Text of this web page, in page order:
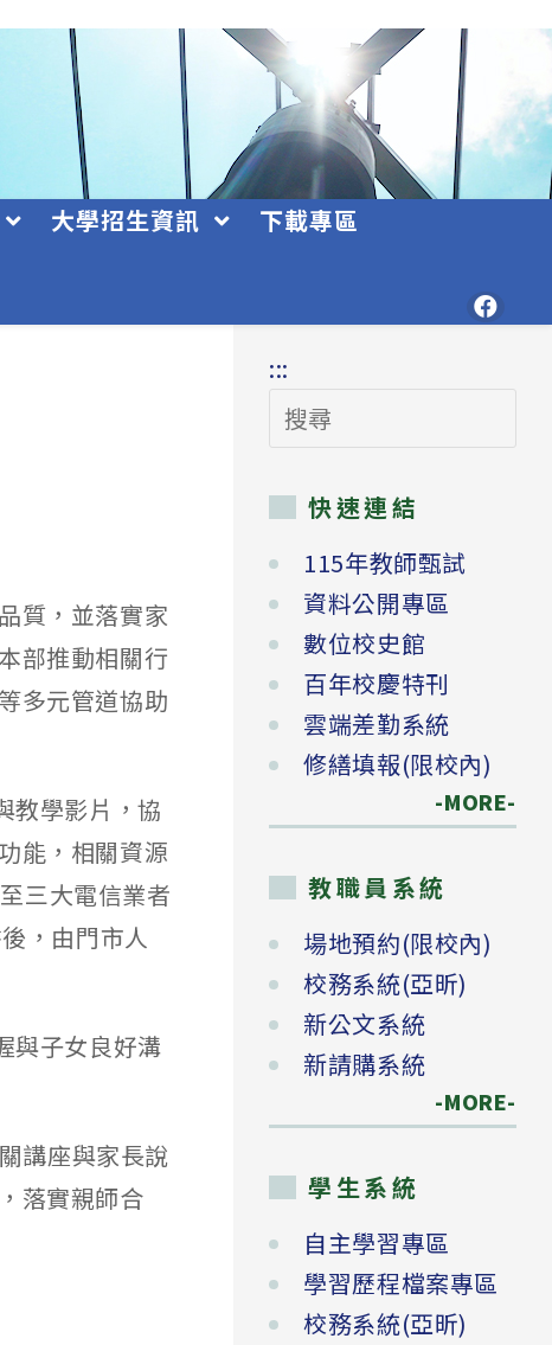
大學招生資訊
下載專區
質，並落實家
部推動相關行
多元管道協助
教學影片，協
能，相關資源
三大電信業者
，由門市人
與子女良好溝
講座與家長說
落實親師合
:::
搜
尋
快速連結
115年教師甄試
資料公開專區
數位校史館
百年校慶特刊
雲端差勤系統
修繕填報(限校內)
-MORE-
教職員系統
場地預約(限校內)
校務系統(亞昕)
新公文系統
新請購系統
-MORE-
學生系統
自主學習專區
學習歷程檔案專區
校務系統(亞昕)